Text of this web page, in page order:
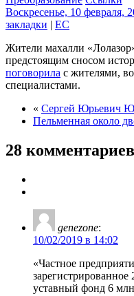
Воскресенье, 10 февраля,
закладки | EC
Жители махалли
предстоящим сносом
поговорила с жителями,
специалистами.
« Сергей Юрьевич
Пельменная около
28 комментариев
genezone:
10/02/2019 в 14:02
«Частное
зарегистрированное
уставный фонд 6